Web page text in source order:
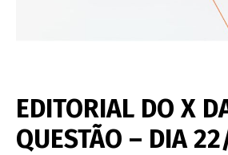
EDITORIAL DO X
QUESTÃO – DIA